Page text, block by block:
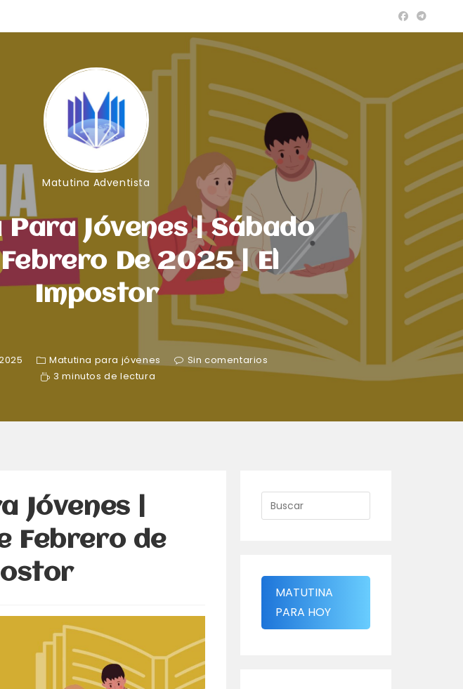
Matutina Adventista
Jóvenes | Sábado
De 2025 | El
Impostor
Matutina para jóvenes
Sin comentarios
3 minutos de lectura
Jóvenes |
Febrero de
MATUTINA
PARA HOY